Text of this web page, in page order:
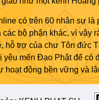
có trên 60 nhân sự là
các bộ phận khác, vì vậy
hỗ trợ của chư Tôn đức
yêu mến Đạo Phật để có
hoạt động bền vững và